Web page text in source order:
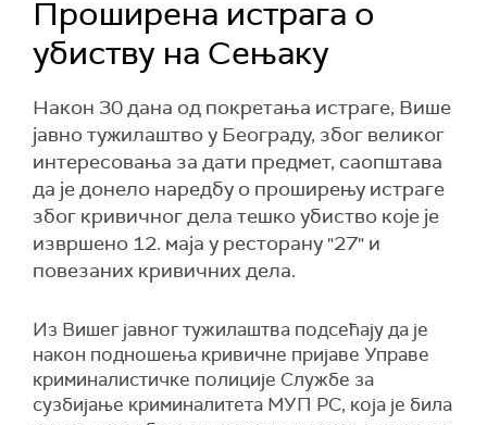
Проширена истрага о
убиству на Сењаку
Након 30 дана од покретања истраге, Више
јавно тужилаштво у Београду, због великог
интересовања за дати предмет, саопштава
да је донело наредбу о проширењу истраге
због кривичног дела тешко убиство које је
извршено 12. маја у ресторану "27" и
повезаних кривичних дела.
Из Вишег јавног тужилаштва подсећају да је
након подношења кривичне пријаве Управе
криминалистичке полиције Службе за
сузбијање криминалитета МУП РС, која је била